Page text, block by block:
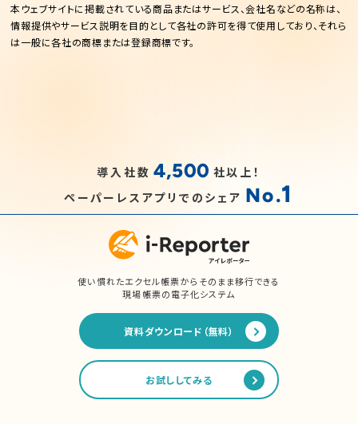
本ウェブサイトに掲載されている商品またはサービス、会社名などの名称は、
情報提供やサービス説明を目的として各社の許可を得て使用しており、それら
は一般に各社の商標または登録商標です。
導入社数 4,500 社以上！
ペーパーレスアプリでのシェア No.1
使い慣れたエクセル帳票からそのまま移行できる
現場帳票の電子化システム
資料ダウンロード（無料）
お試ししてみる